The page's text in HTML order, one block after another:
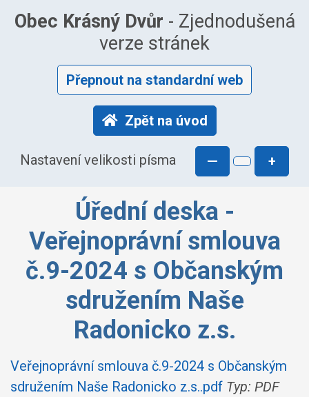
Obec Krásný Dvůr - Zjednodušená
verze stránek
Přepnout na standardní web
Zpět na úvod
Nastavení velikosti písma — +
Úřední deska -
Veřejnoprávní smlouva
č.9-2024 s Občanským
sdružením Naše
Radonicko z.s.
Veřejnoprávní smlouva č.9-2024 s Občanským
sdružením Naše Radonicko z.s..pdf Typ: PDF